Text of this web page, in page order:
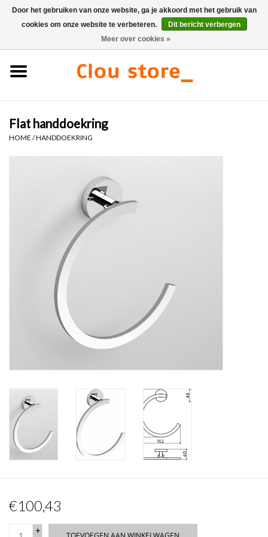
0 Artikelen - €0,00
Fonteinsets
Fonteinen
Badkamer accessoires
Merken
Flat handdoekring
HOME /HANDDOEKRING
€100,43
+
Door het gebruiken van onze website, ga je akkoord met het gebruik van
cookies om onze website te verbeteren.
Dit bericht verbergen
Meer over cookies »